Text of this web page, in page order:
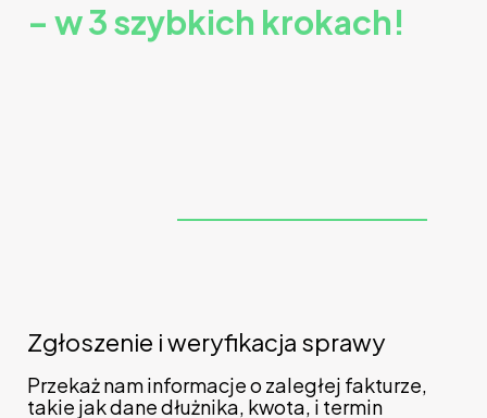
– w 3 szybkich krokach!
Zgłoszenie i weryfikacja sprawy
Przekaż nam informacje o zaległej fakturze,
takie jak dane dłużnika, kwota, i termin